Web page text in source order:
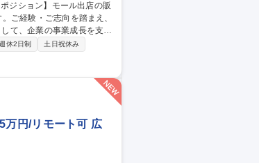
て、企業の事業成長を支援
案・運用・効果分析を通
、商品・販売戦略やECモー
休2日制
土日祝休み
万円/リモート可 広